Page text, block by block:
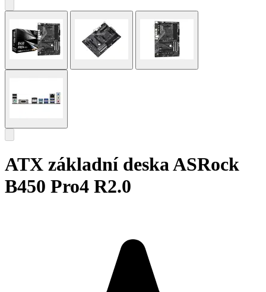
ATX základní deska ASRock
B450 Pro4 R2.0